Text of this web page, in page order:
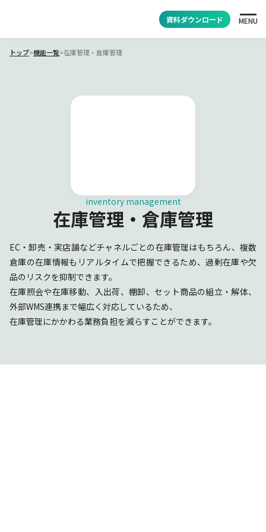
資料ダウンロード MENU
トップ>機能一覧>在庫管理・倉庫管理
inventory management
在庫管理・倉庫管理
EC・卸売・実店舗などチャネルごとの在庫管理はもちろん、複数
倉庫の在庫情報もリアルタイムで把握できるため、過剰在庫や欠
品のリスクを抑制できます。
在庫照会や在庫移動、入出荷、棚卸、セット商品の組立・解体、
外部WMS連携まで幅広く対応しているため、
在庫管理にかかわる業務負担を減らすことができます。